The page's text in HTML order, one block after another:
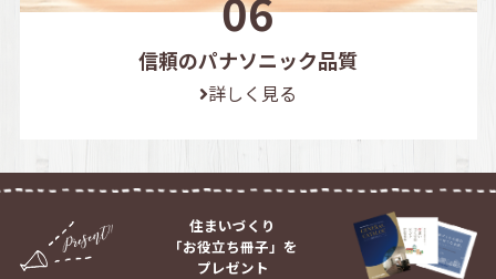
信頼のパナソニック品質
詳しく見る
住まいづくり
「お役立ち冊子」を
プレゼント